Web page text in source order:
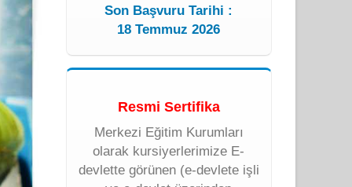
Son Başvuru Tarihi :
18 Temmuz 2026
Resmi Sertifika
Merkezi Eğitim Kurumları
olarak kursiyerlerimize E-
devlette görünen (e-devlete işli